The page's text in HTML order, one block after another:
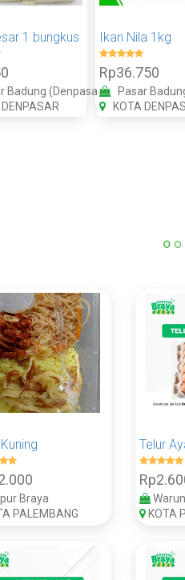
1 bungkus
(Denpasar)
Ikan Nila 1kg
Rp36.750
Pasar
KOTA
Braya
PALEMBANG
KOTA